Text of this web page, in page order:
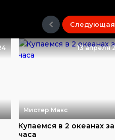
Следующая
13 апреля
Мистер Макс
Купаемся в 2 океанах
часа